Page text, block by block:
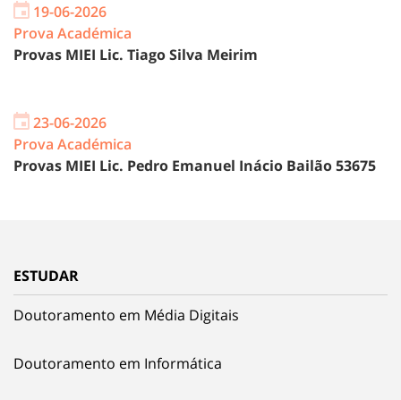
19-06-2026
Prova Académica
Provas MIEI Lic. Tiago Silva Meirim
23-06-2026
Prova Académica
Provas MIEI Lic. Pedro Emanuel Inácio Bailão 53675
ESTUDAR
Doutoramento em Média Digitais
Doutoramento em Informática